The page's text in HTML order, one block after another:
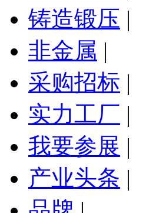
铸造锻压 |
非金属 |
采购招标 |
实力工厂 |
我要参展 |
产业头条 |